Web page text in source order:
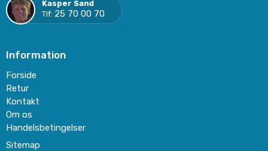
Kasper Sand
Tlf: 25 70 00 70
Information
Forside
Retur
Kontakt
Om os
Handelsbetingelser
Sitemap